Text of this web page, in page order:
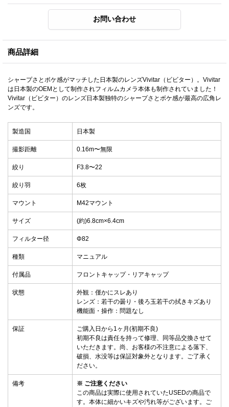
商品詳細
シャープさとボケ感がマッチした日本製のレンズVivitar（ビビター）。Vivitar
は日本製のOEMとして制作されフィルムカメラ本体も制作されていました！
Vivitar（ビビター）のレンズ日本製独特のシャープさとボケ感が最高の広角レ
ンズです。
製造国 日本製
撮影距離 0.16m〜無限
絞り F3.8〜22
絞り羽 6枚
マウント M42マウント
サイズ (約)6.8cm×6.4cm
フィルター径 Φ82
種類 マニュアル
付属品 フロントキャップ・リアキャップ
状態
外観：僅かにスレあり
レンズ：若干の曇り・後ろ玉若干の拭きキズあり
機能面・操作：問題なし
保証
ご購入日から1ヶ月(初期不良)
初期不良は責任を持って修理、同等品交換させて
いただきます。尚、お客様の不注意による落下、
破損、水没等は保証対象外となります。ご了承く
ださい。
備考
※ ご注意ください
この商品は実際に使用されていたUSEDの商品で
す。本体に細かいキズや汚れ等がございます。ご